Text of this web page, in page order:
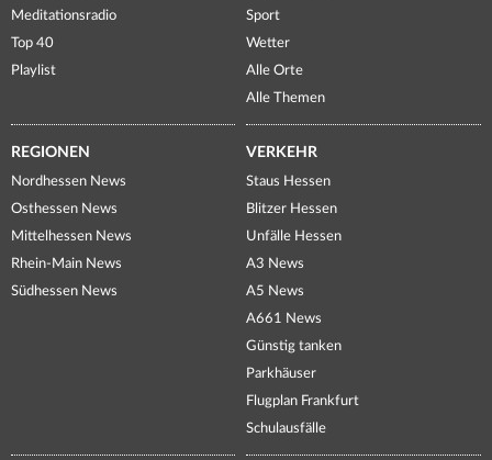
Meditationsradio
Top 40
Playlist
Sport
Wetter
Alle Orte
Alle Themen
REGIONEN
Nordhessen News
Osthessen News
Mittelhessen News
Rhein-Main News
Südhessen News
VERKEHR
Staus Hessen
Blitzer Hessen
Unfälle Hessen
A3 News
A5 News
A661 News
Günstig tanken
Parkhäuser
Flugplan Frankfurt
Schulausfälle